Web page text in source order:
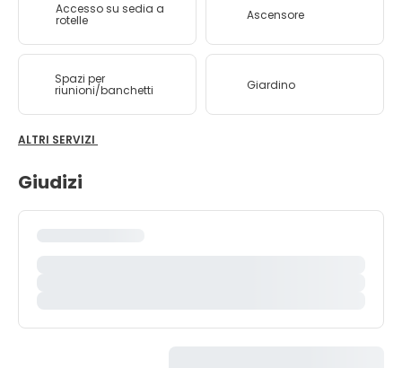
Accesso su sedia a
rotelle Ascensore
Spazi per
riunioni/banchetti Giardino
ALTRI SERVIZI
Giudizi